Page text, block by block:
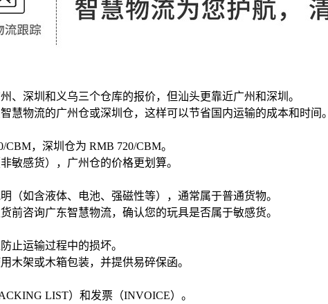
、深圳和义乌三个仓库的报价，但汕头更靠近广州和深圳。
慧物流的广州仓或深圳仓，这样可以节省国内运输的成本和时间。
，深圳仓为 RMB 720/CBM。
敏感货），广州仓的价格更划算。
（如含液体、电池、强磁性等），通常属于普通货物。
前咨询广东智慧物流，确认您的玩具是否属于敏感货。
止运输过程中的损坏。
木架或木箱包装，并提供易碎保函。
LIST）和发票（INVOICE）。